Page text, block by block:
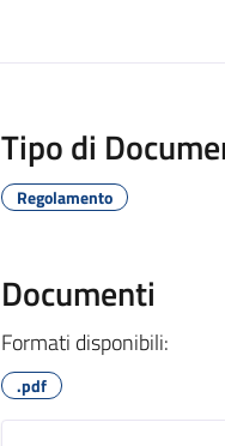
Tipo di
Regolamento
Documenti
Formati disponibili:
.pdf